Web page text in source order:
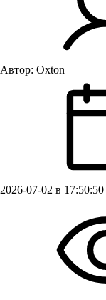
Автор: Oxton
2026-07-02 в 17:50:50